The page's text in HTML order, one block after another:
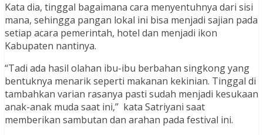
Kata dia, tinggal bagaimana cara menyentuhnya dari sisi
mana, sehingga pangan lokal ini bisa menjadi sajian pada
setiap acara pemerintah, hotel dan menjadi ikon
Kabupaten nantinya.
“Tadi ada hasil olahan ibu-ibu berbahan singkong yang
bentuknya menarik seperti makanan kekinian. Tinggal di
tambahkan varian rasanya pasti sudah menjadi kesukaan
anak-anak muda saat ini,” kata Satriyani saat
memberikan sambutan dan arahan pada festival ini.